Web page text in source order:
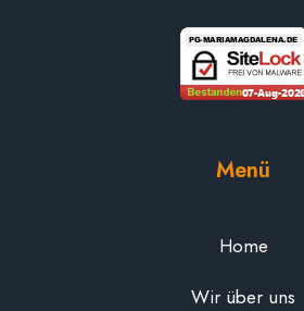
Menü
Home
Wir über uns